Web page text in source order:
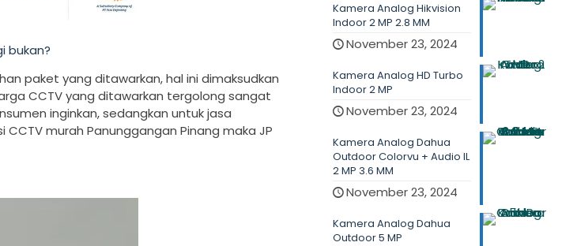
bukan?
paket yang ditawarkan, hal ini dimaksudkan
CCTV yang ditawarkan tergolong sangat
inginkan, sedangkan untuk jasa
murah Panunggangan Pinang maka JP
Kamera Analog Hikvision
Indoor 2 MP 2.8 MM
November 23, 2024
Kamera Analog HD Turbo
Indoor 2 MP
November 23, 2024
Kamera Analog Dahua
Outdoor Colorvu + Audio IL
2 MP 3.6 MM
November 23, 2024
Kamera Analog Dahua
Outdoor 5 MP